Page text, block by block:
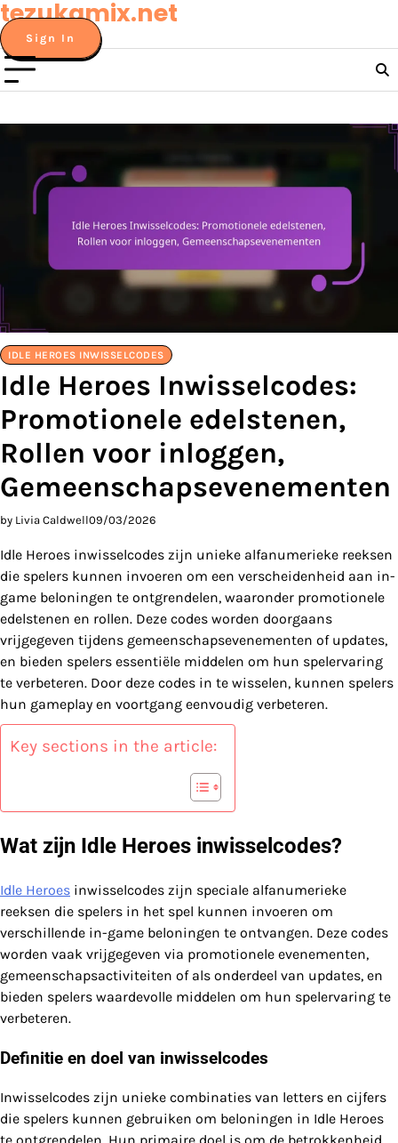
Skip
to
content
tezukamix.net
Sign In
IDLE HEROES INWISSELCODES
Idle Heroes Inwisselcodes:
Promotionele edelstenen,
Rollen voor inloggen,
Gemeenschapsevenementen
by Livia Caldwell09/03/2026
Idle Heroes inwisselcodes zijn unieke alfanumerieke reeksen
die spelers kunnen invoeren om een verscheidenheid aan in-
game beloningen te ontgrendelen, waaronder promotionele
edelstenen en rollen. Deze codes worden doorgaans
vrijgegeven tijdens gemeenschapsevenementen of updates,
en bieden spelers essentiële middelen om hun spelervaring
te verbeteren. Door deze codes in te wisselen, kunnen spelers
hun gameplay en voortgang eenvoudig verbeteren.
Key sections in the article:
Wat zijn Idle Heroes inwisselcodes?
Idle Heroes inwisselcodes zijn speciale alfanumerieke
reeksen die spelers in het spel kunnen invoeren om
verschillende in-game beloningen te ontvangen. Deze codes
worden vaak vrijgegeven via promotionele evenementen,
gemeenschapsactiviteiten of als onderdeel van updates, en
bieden spelers waardevolle middelen om hun spelervaring te
verbeteren.
Definitie en doel van inwisselcodes
Inwisselcodes zijn unieke combinaties van letters en cijfers
die spelers kunnen gebruiken om beloningen in Idle Heroes